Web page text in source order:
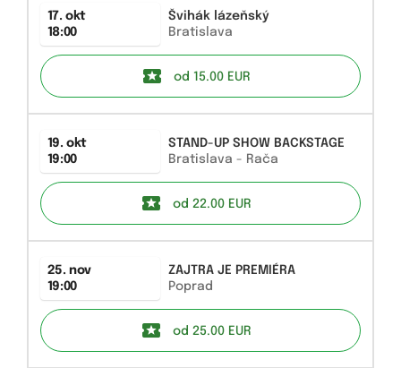
17. okt
18:00
Švihák lázeňský
Bratislava
od 15.00 EUR
19. okt
19:00
STAND-UP SHOW BACKSTAGE
Bratislava - Rača
od 22.00 EUR
25. nov
19:00
ZAJTRA JE PREMIÉRA
Poprad
od 25.00 EUR